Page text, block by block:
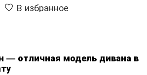
В избранное
— отличная модель дивана в